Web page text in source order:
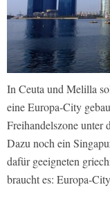
In Ceuta und Melilla
eine Europa-City
Freihandelszone
Dazu noch ein
dafür geeigneten
braucht es: Europa-